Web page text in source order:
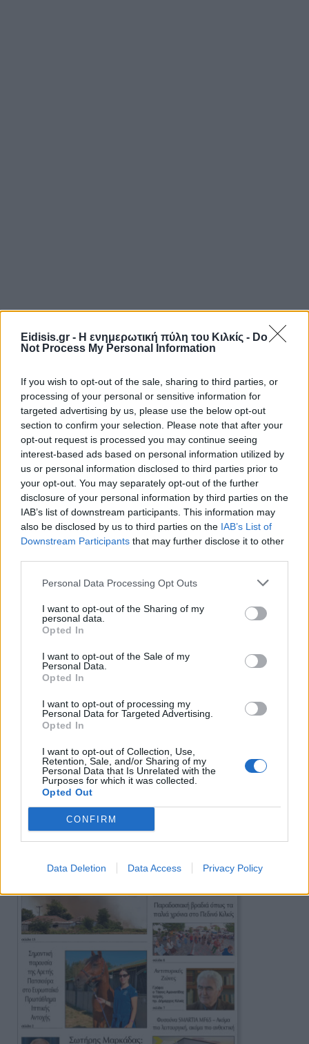
Eidisis.gr - Η ενημερωτική πύλη του Κιλκίς - Do
Not Process My Personal Information
If you wish to opt-out of the sale, sharing to third parties, or
processing of your personal or sensitive information for
targeted advertising by us, please use the below opt-out
section to confirm your selection. Please note that after your
opt-out request is processed you may continue seeing
interest-based ads based on personal information utilized by
us or personal information disclosed to third parties prior to
your opt-out. You may separately opt-out of the further
disclosure of your personal information by third parties on the
IAB’s list of downstream participants. This information may
also be disclosed by us to third parties on the IAB’s List of
Downstream Participants that may further disclose it to other
Personal Data Processing Opt Outs
I want to opt-out of the Sharing of my
personal data.
Opted In
I want to opt-out of the Sale of my
Personal Data.
Opted In
I want to opt-out of processing my
Personal Data for Targeted Advertising.
Opted In
I want to opt-out of Collection, Use,
Retention, Sale, and/or Sharing of my
Personal Data that Is Unrelated with the
Purposes for which it was collected.
Opted Out
CONFIRM
Data Deletion Data Access Privacy Policy
Πρωινή